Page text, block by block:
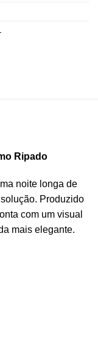
Ripado
noite longa de
Produzido
com um visual
mais elegante.